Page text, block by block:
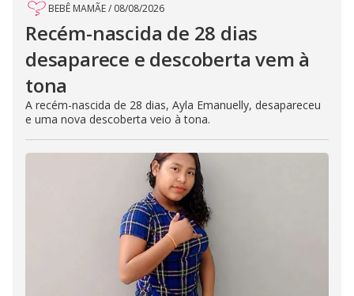
BEBÊ MAMÃE/ 08/08/2026
Recém-nascida de 28 dias
desaparece e descoberta vem à
tona
A recém-nascida de 28 dias, Ayla Emanuelly, desapareceu
e uma nova descoberta veio à tona.